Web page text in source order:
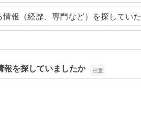
報（経歴、専門など）を探していた
報を探していましたか
を探していましたか